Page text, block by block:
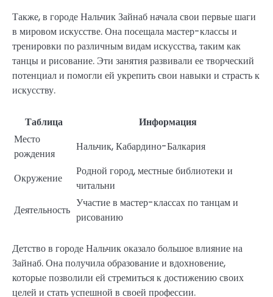
Также, в городе Нальчик Зайнаб начала свои первые шаги
в мировом искусстве. Она посещала мастер-классы и
тренировки по различным видам искусства, таким как
танцы и рисование. Эти занятия развивали ее творческий
потенциал и помогли ей укрепить свои навыки и страсть к
искусству.
Таблица
Информация
Место
рождения
Нальчик, Кабардино-Балкария
Окружение
Родной город, местные библиотеки и
читальни
Деятельность
Участие в мастер-классах по танцам и
рисованию
Детство в городе Нальчик оказало большое влияние на
Зайнаб. Она получила образование и вдохновение,
которые позволили ей стремиться к достижению своих
целей и стать успешной в своей профессии.